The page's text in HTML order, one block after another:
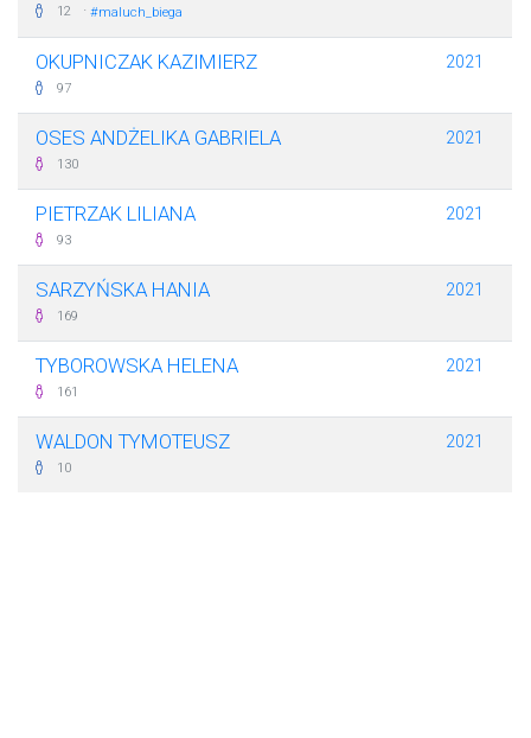
12 · #maluch_biega
OKUPNICZAK KAZIMIERZ
97
2021
OSES ANDŻELIKA GABRIELA
130
2021
PIETRZAK LILIANA
93
2021
SARZYŃSKA HANIA
169
2021
TYBOROWSKA HELENA
161
2021
WALDON TYMOTEUSZ
10
2021